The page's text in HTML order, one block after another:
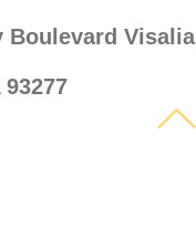
Boulevard Visalia
93277